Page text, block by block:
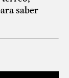
saber